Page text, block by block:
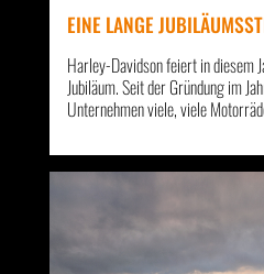
EINE LANGE
Harley-Davidson feiert in diesem
Jubiläum. Seit der Gründung im
Unternehmen viele, viele